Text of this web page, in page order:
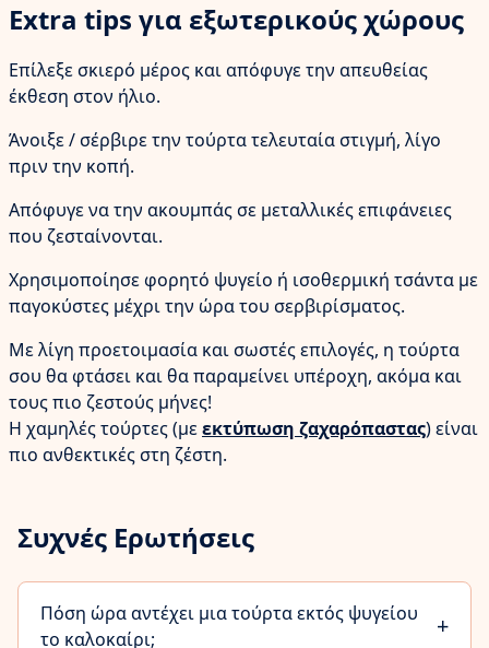
Extra tips για εξωτερικούς χώρους
Επίλεξε σκιερό μέρος και απόφυγε την απευθείας
έκθεση στον ήλιο.
Άνοιξε / σέρβιρε την τούρτα τελευταία στιγμή, λίγο
πριν την κοπή.
Απόφυγε να την ακουμπάς σε μεταλλικές επιφάνειες
που ζεσταίνονται.
Χρησιμοποίησε φορητό ψυγείο ή ισοθερμική τσάντα με
παγοκύστες μέχρι την ώρα του σερβιρίσματος.
Με λίγη προετοιμασία και σωστές επιλογές, η τούρτα
σου θα φτάσει και θα παραμείνει υπέροχη, ακόμα και
τους πιο ζεστούς μήνες!
Η χαμηλές τούρτες (μεεκτύπωση ζαχαρόπαστας) είναι
πιο ανθεκτικές στη ζέστη.
Συχνές Ερωτήσεις
Πόση ώρα αντέχει μια τούρτα εκτός ψυγείου
το καλοκαίρι;
+